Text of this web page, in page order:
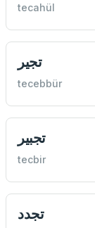
tecahül
تجير
tecebbür
تجبير
tecbir
تجدد